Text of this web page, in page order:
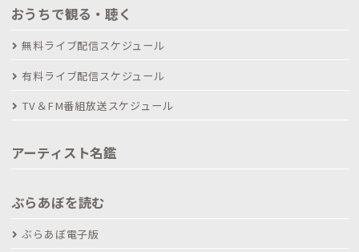
おうちで観る・聴く
無料ライブ配信スケジュール
有料ライブ配信スケジュール
TV＆FM番組放送スケジュール
アーティスト名鑑
ぶらあぼを読む
ぶらあぼ電子版